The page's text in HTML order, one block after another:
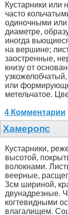
Кустарники
часто
одиночными или
диаметре,
иногда
на вершине;
заостренные,
книзу от
или
метельчатое.
4 Комментарии
Хамеропс
Кустарники,
высотой,
волокнами.
веерные,
3см шириной,
двунадрезные.
когтевидными
влагалищем.